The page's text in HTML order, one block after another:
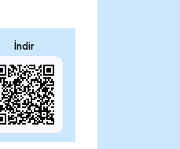
İndir